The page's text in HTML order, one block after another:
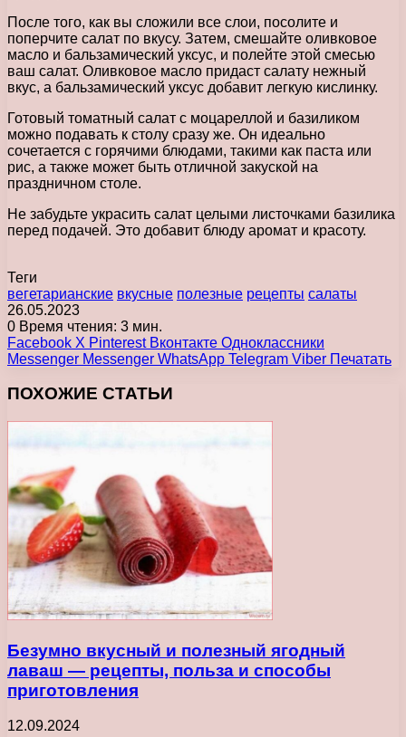
После того, как вы сложили все слои, посолите и
поперчите салат по вкусу. Затем, смешайте оливковое
масло и бальзамический уксус, и полейте этой смесью
ваш салат. Оливковое масло придаст салату нежный
вкус, а бальзамический уксус добавит легкую кислинку.
Готовый томатный салат с моцареллой и базиликом
можно подавать к столу сразу же. Он идеально
сочетается с горячими блюдами, такими как паста или
рис, а также может быть отличной закуской на
праздничном столе.
Не забудьте украсить салат целыми листочками базилика
перед подачей. Это добавит блюду аромат и красоту.
Теги
вегетарианские вкусные полезные рецепты салаты
26.05.2023
0 Время чтения: 3 мин.
Facebook X Pinterest Вконтакте Одноклассники
Messenger Messenger WhatsApp Telegram Viber Печатать
ПОХОЖИЕ СТАТЬИ
Безумно вкусный и полезный ягодный
лаваш — рецепты, польза и способы
приготовления
12.09.2024